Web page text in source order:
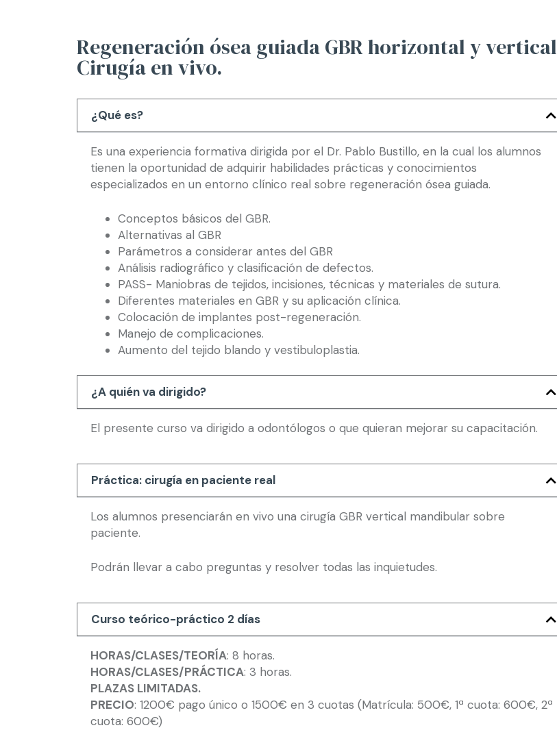
Regeneración ósea guiada GBR horizontal y vertical
Cirugía en vivo.
¿Qué es?
Es una experiencia formativa dirigida por el Dr. Pablo Bustillo, en la cual los alumnos
tienen la oportunidad de adquirir habilidades prácticas y conocimientos
especializados en un entorno clínico real sobre regeneración ósea guiada.
Conceptos básicos del GBR.
Alternativas al GBR
Parámetros a considerar antes del GBR
Análisis radiográfico y clasificación de defectos.
PASS- Maniobras de tejidos, incisiones, técnicas y materiales de sutura.
Diferentes materiales en GBR y su aplicación clínica.
Colocación de implantes post-regeneración.
Manejo de complicaciones.
Aumento del tejido blando y vestibuloplastia.
¿A quién va dirigido?
El presente curso va dirigido a odontólogos o que quieran mejorar su capacitación.
Práctica: cirugía en paciente real
Los alumnos presenciarán en vivo una cirugía GBR vertical mandibular sobre
paciente.
Podrán llevar a cabo preguntas y resolver todas las inquietudes.
Curso teórico-práctico 2 días
HORAS/CLASES/TEORÍA: 8 horas.
HORAS/CLASES/PRÁCTICA: 3 horas.
PLAZAS LIMITADAS.
PRECIO: 1200€ pago único o 1500€ en 3 cuotas (Matrícula: 500€, 1ª cuota: 600€, 2ª
cuota: 600€)